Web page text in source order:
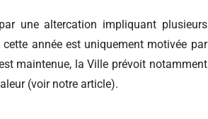
une altercation impliquant plusieurs
année est uniquement motivée par
maintenue, la Ville prévoit notamment
(voir notre article).